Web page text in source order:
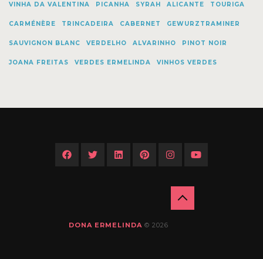
VINHA DA VALENTINA PICANHA SYRAH ALICANTE TOURIGA
CARMÉNÈRE TRINCADEIRA CABERNET GEWURZTRAMINER
SAUVIGNON BLANC VERDELHO ALVARINHO PINOT NOIR
JOANA FREITAS VERDES ERMELINDA VINHOS VERDES
DONA ERMELINDA © 2026
BACK